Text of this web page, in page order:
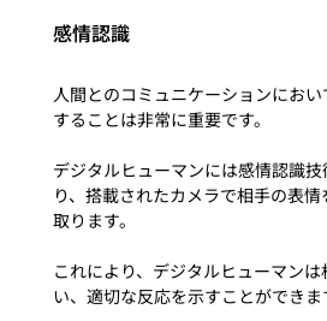
感情認識
人間とのコミュニケーションにお
することは非常に重要です。
デジタルヒューマンには感情認識
り、搭載されたカメラで相手の表
取ります。
これにより、デジタルヒューマン